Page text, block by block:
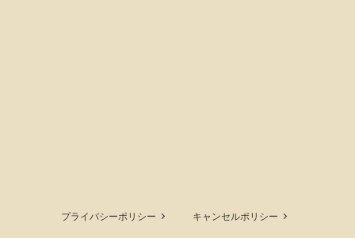
プライバシーポリシー キャンセルポリシー